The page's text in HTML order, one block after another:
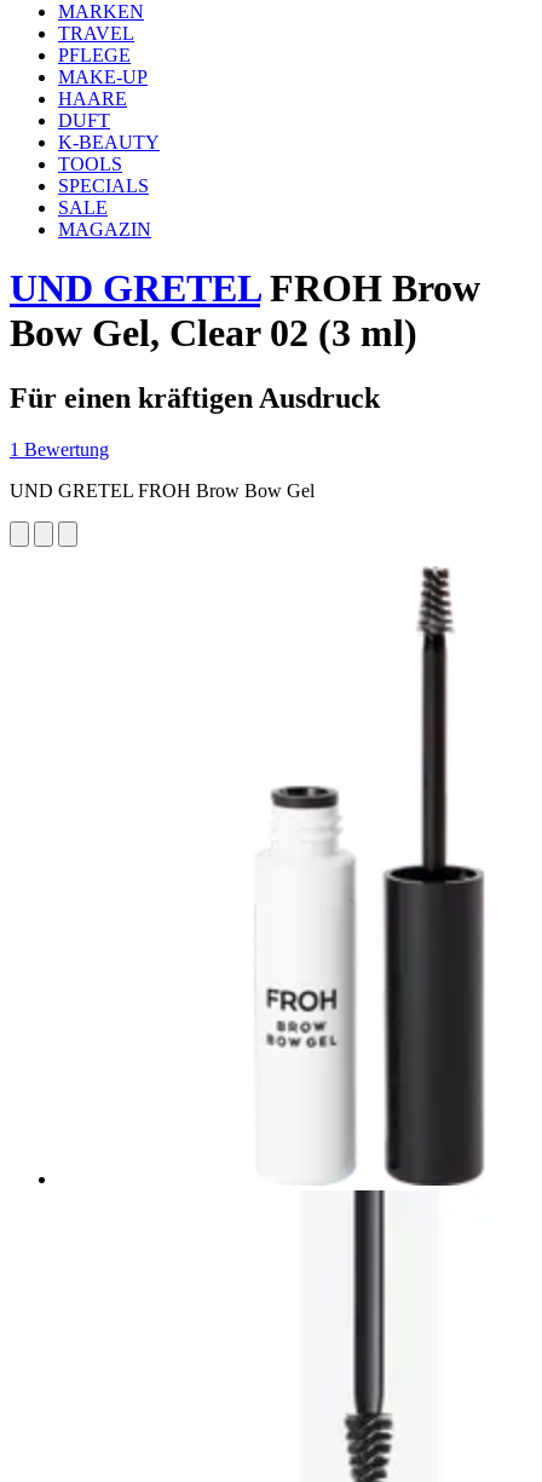
MARKEN
TRAVEL
PFLEGE
MAKE-UP
HAARE
DUFT
K-BEAUTY
TOOLS
SPECIALS
SALE
MAGAZIN
UND GRETELFROH Brow
Bow Gel, Clear 02 (3 ml)
Für einen kräftigen Ausdruck
1 Bewertung
UND GRETEL FROH Brow Bow Gel